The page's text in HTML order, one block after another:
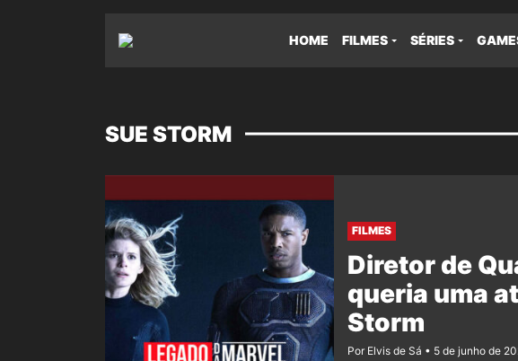
HOME FILMES SÉRIES
SUE STORM
FILMES
Diretor de
queria uma
Storm
Por Elvis de Sá 5 de junho de